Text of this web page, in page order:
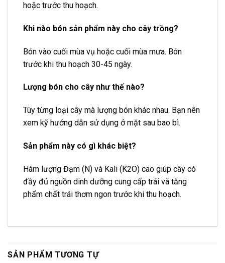
hoặc trước thu hoạch.
Khi nào bón sản phẩm này cho cây trồng?
Bón vào cuối mùa vụ hoặc cuối mùa mưa. Bón
trước khi thu hoạch 30-45 ngày.
Lượng bón cho cây như thế nào?
Tùy từng loại cây mà lượng bón khác nhau. Bạn nên
xem kỹ hướng dẫn sử dụng ở mặt sau bao bì.
Sản phẩm này có gì khác biệt?
Hàm lượng Đạm (N) và Kali (K2O) cao giúp cây có
đầy đủ nguồn dinh dưỡng cung cấp trái và tăng
phẩm chất trái thơm ngon trước khi thu hoạch.
SẢN PHẨM TƯƠNG TỰ